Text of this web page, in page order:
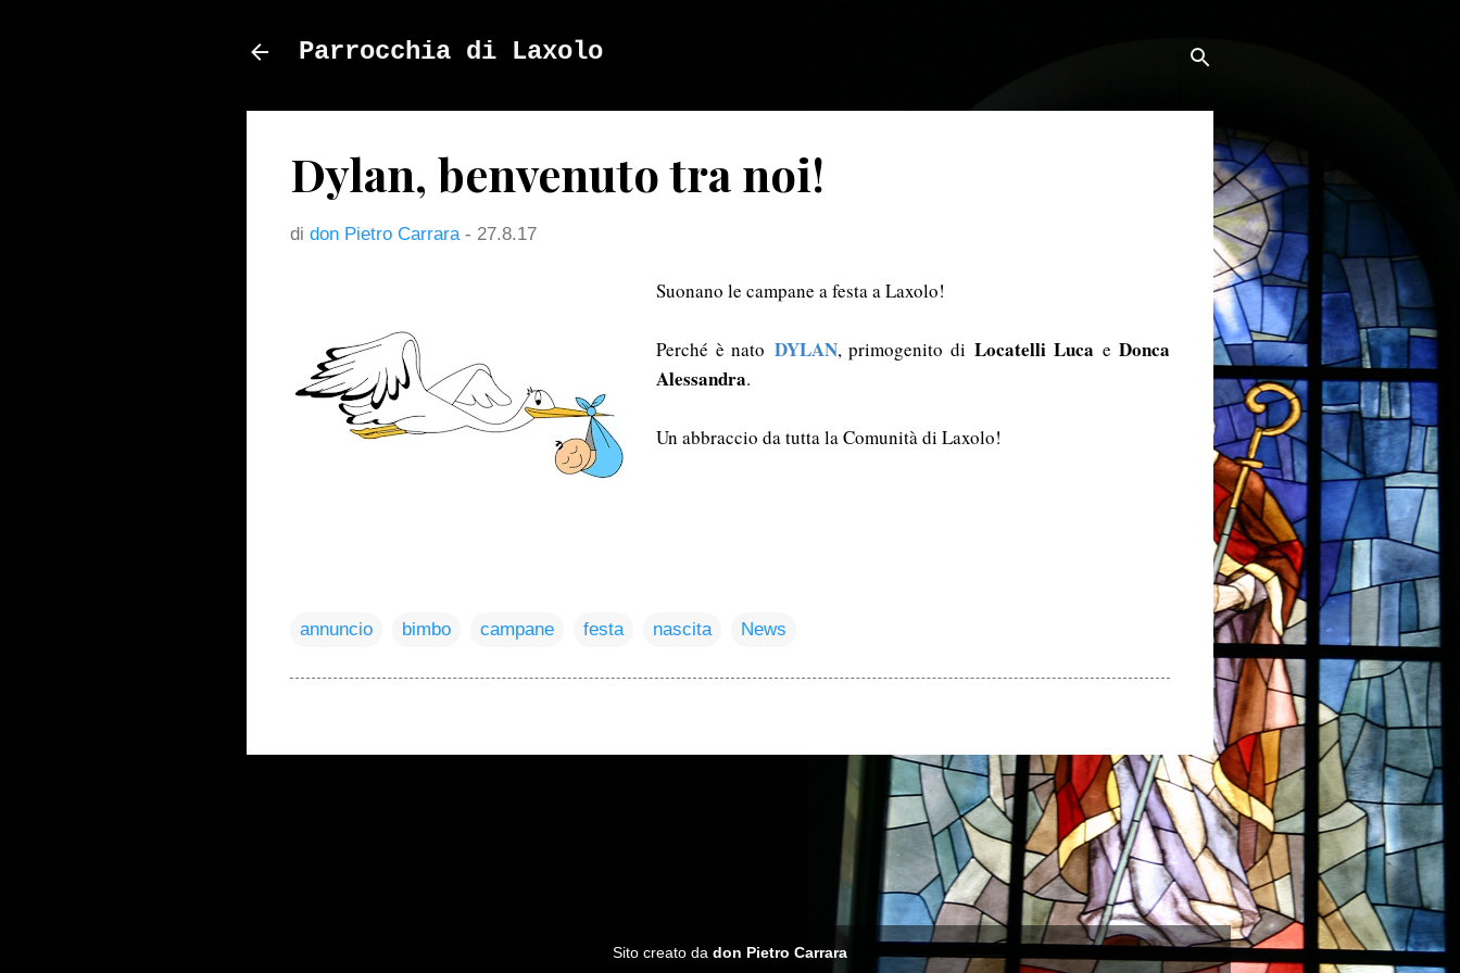
Parrocchia di Laxolo
Dylan, benvenuto tra noi!
di don Pietro Carrara - 27.8.17
Suonano le campane a festa a Laxolo!
Perché è nato DYLAN, primogenito diLocatelli LucaeDonca
Alessandra.
Un abbraccio da tutta la Comunità di Laxolo!
annuncio bimbo campane festa nascita News
Sito creato da don Pietro Carrara